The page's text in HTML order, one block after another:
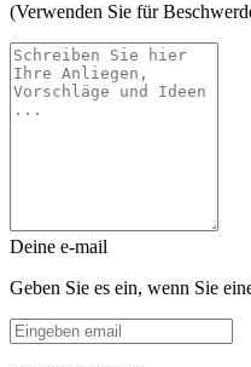
(Verwenden Sie für
Deine e-mail
Geben Sie es ein, wenn Sie